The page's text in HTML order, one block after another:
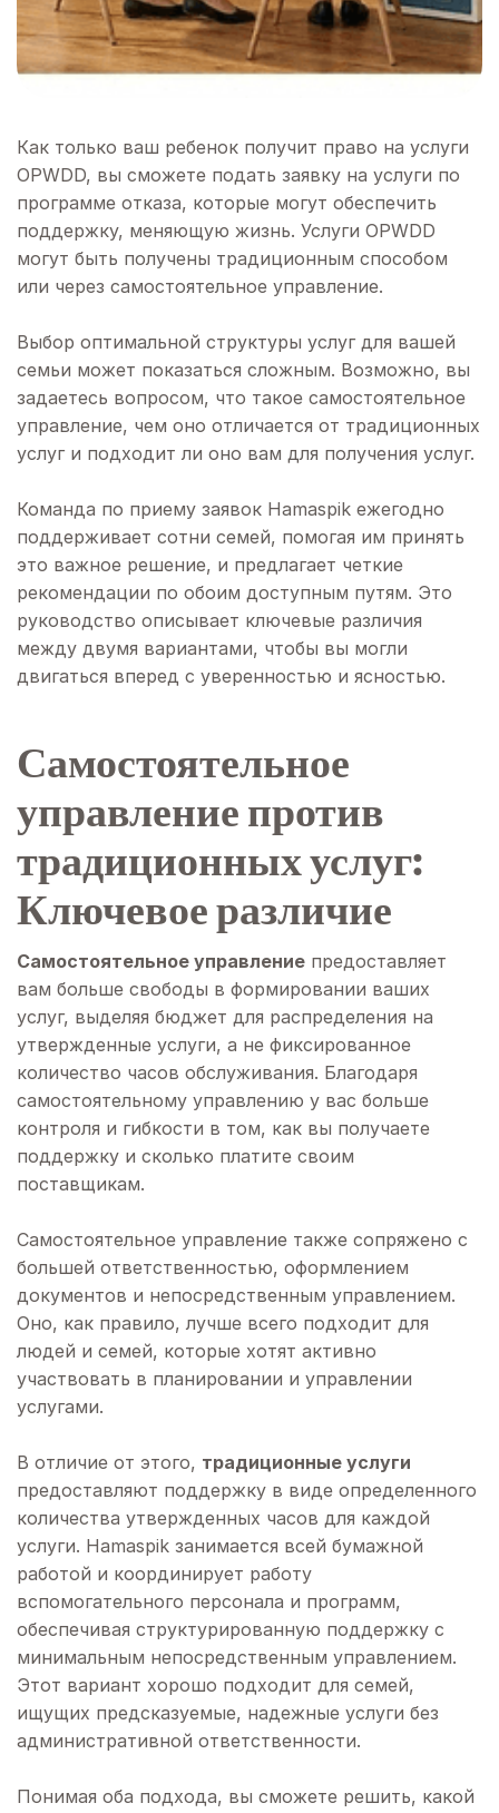
Как только ваш ребенок получит право на услуги
OPWDD, вы сможете подать заявку на услуги по
программе отказа, которые могут обеспечить
поддержку, меняющую жизнь. Услуги OPWDD
могут быть получены традиционным способом
или через самостоятельное управление.
Выбор оптимальной структуры услуг для вашей
семьи может показаться сложным. Возможно, вы
задаетесь вопросом, что такое самостоятельное
управление, чем оно отличается от традиционных
услуг и подходит ли оно вам для получения услуг.
Команда по приему заявок Hamaspik ежегодно
поддерживает сотни семей, помогая им принять
это важное решение, и предлагает четкие
рекомендации по обоим доступным путям. Это
руководство описывает ключевые различия
между двумя вариантами, чтобы вы могли
двигаться вперед с уверенностью и ясностью.
Самостоятельное
управление против
традиционных услуг:
Ключевое различие
Самостоятельное управление предоставляет
вам больше свободы в формировании ваших
услуг, выделяя бюджет для распределения на
утвержденные услуги, а не фиксированное
количество часов обслуживания. Благодаря
самостоятельному управлению у вас больше
контроля и гибкости в том, как вы получаете
поддержку и сколько платите своим
поставщикам.
Самостоятельное управление также сопряжено с
большей ответственностью, оформлением
документов и непосредственным управлением.
Оно, как правило, лучше всего подходит для
людей и семей, которые хотят активно
участвовать в планировании и управлении
услугами.
В отличие от этого, традиционные услуги
предоставляют поддержку в виде определенного
количества утвержденных часов для каждой
услуги. Hamaspik занимается всей бумажной
работой и координирует работу
вспомогательного персонала и программ,
обеспечивая структурированную поддержку с
минимальным непосредственным управлением.
Этот вариант хорошо подходит для семей,
ищущих предсказуемые, надежные услуги без
административной ответственности.
Понимая оба подхода, вы сможете решить, какой